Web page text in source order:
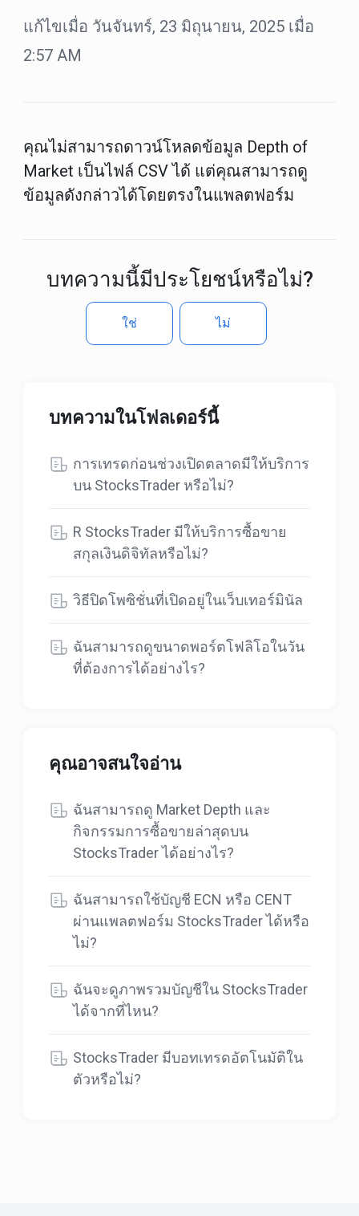
แก้ไขเมื่อ วันจันทร์, 23 มิถุนายน, 2025 เมื่อ
2:57 AM
คุณไม่สามารถดาวน์โหลดข้อมูล Depth of
Market เป็นไฟล์ CSV ได้ แต่คุณสามารถดู
ข้อมูลดังกล่าวได้โดยตรงในแพลตฟอร์ม
บทความนี้มีประโยชน์หรือไม่?
ไม่
ใช่
บทความในโฟลเดอร์นี้
การเทรดก่อนช่วงเปิดตลาดมีให้บริการ
บน StocksTrader หรือไม่?
R StocksTrader มีให้บริการซื้อขาย
สกุลเงินดิจิทัลหรือไม่?
วิธีปิดโพซิชั่นที่เปิดอยู่ในเว็บเทอร์มินัล
ฉันสามารถดูขนาดพอร์ตโฟลิโอในวัน
ที่ต้องการได้อย่างไร?
คุณอาจสนใจอ่าน
ฉันสามารถดู Market Depth และ
กิจกรรมการซื้อขายล่าสุดบน
StocksTrader ได้อย่างไร?
ฉันสามารถใช้บัญชี ECN หรือ CENT
ผ่านแพลตฟอร์ม StocksTrader ได้หรือ
ไม่?
ฉันจะดูภาพรวมบัญชีใน StocksTrader
ได้จากที่ไหน?
StocksTrader มีบอทเทรดอัตโนมัติใน
ตัวหรือไม่?